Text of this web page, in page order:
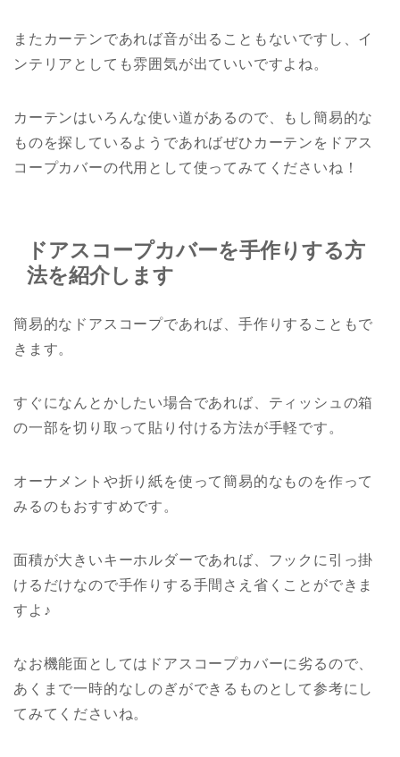
またカーテンであれば音が出ることもないですし、イ
ンテリアとしても雰囲気が出ていいですよね。
カーテンはいろんな使い道があるので、もし簡易的な
ものを探しているようであればぜひカーテンをドアス
コープカバーの代用として使ってみてくださいね！
ドアスコープカバーを手作りする方
法を紹介します
簡易的なドアスコープであれば、手作りすることもで
きます。
すぐになんとかしたい場合であれば、ティッシュの箱
の一部を切り取って貼り付ける方法が手軽です。
オーナメントや折り紙を使って簡易的なものを作って
みるのもおすすめです。
面積が大きいキーホルダーであれば、フックに引っ掛
けるだけなので手作りする手間さえ省くことができま
すよ♪
なお機能面としてはドアスコープカバーに劣るので、
あくまで一時的なしのぎができるものとして参考にし
てみてくださいね。